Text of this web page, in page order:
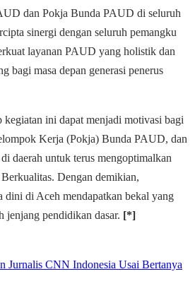
dan Pokja Bunda PAUD di seluruh
sinergi dengan seluruh pemangku
layanan PAUD yang holistik dan
bagi masa depan generasi penerus
kegiatan ini dapat menjadi motivasi bagi
Kerja (Pokja) Bunda PAUD, dan
daerah untuk terus mengoptimalkan
Dengan demikian,
dini di Aceh mendapatkan bekal yang
jenjang pendidikan dasar. [*]
Jurnalis CNN Indonesia Usai Bertanya